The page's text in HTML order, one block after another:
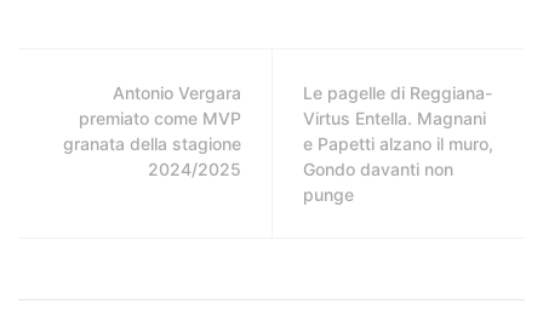
Antonio Vergara
premiato come MVP
granata della stagione
2024/2025
Le pagelle di Reggiana-
Virtus Entella. Magnani
e Papetti alzano il muro,
Gondo davanti non
punge